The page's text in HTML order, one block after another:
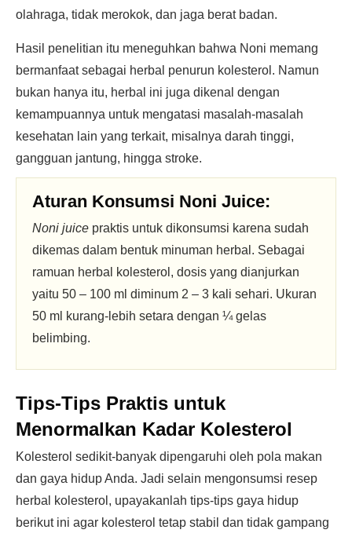
olahraga, tidak merokok, dan jaga berat badan.
Hasil penelitian itu meneguhkan bahwa Noni memang
bermanfaat sebagai herbal penurun kolesterol. Namun
bukan hanya itu, herbal ini juga dikenal dengan
kemampuannya untuk mengatasi masalah-masalah
kesehatan lain yang terkait, misalnya darah tinggi,
gangguan jantung, hingga stroke.
Aturan Konsumsi Noni Juice:
Noni juice praktis untuk dikonsumsi karena sudah
dikemas dalam bentuk minuman herbal. Sebagai
ramuan herbal kolesterol, dosis yang dianjurkan
yaitu 50 – 100 ml diminum 2 – 3 kali sehari. Ukuran
50 ml kurang-lebih setara dengan ¼ gelas
belimbing.
Tips-Tips Praktis untuk
Menormalkan Kadar Kolesterol
Kolesterol sedikit-banyak dipengaruhi oleh pola makan
dan gaya hidup Anda. Jadi selain mengonsumsi resep
herbal kolesterol, upayakanlah tips-tips gaya hidup
berikut ini agar kolesterol tetap stabil dan tidak gampang